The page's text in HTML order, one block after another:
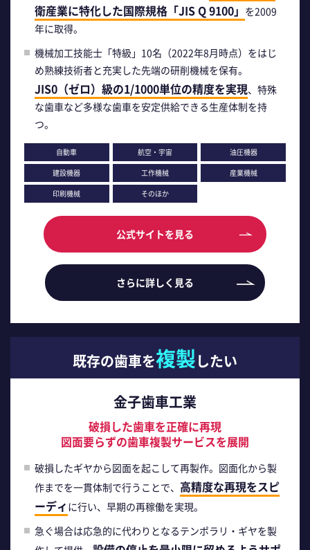
衛産業に特化した国際規格「JIS Q 9100」 を2009
年に取得。
機械加工技能士「特級」10名（2022年8月時点）をはじ
め熟練技術者と充実した先端の研削機械を保有。
JIS0（ゼロ）級の1/1000単位の精度を実現、特殊
な歯車など多様な歯車を安定供給できる生産体制を持
つ。
自動車 航空・宇宙
油圧機器
建設機器
工作機械
産業機械
印刷機械
そのほか
公式サイトを見る
さらに詳しく見る
既存の歯車を複製したい
金子歯車工業
破損した歯車を正確に再現
図面要らずの歯車複製サービスを展開
破損したギヤから図面を起こして再製作。図面化から製
作までを一貫体制で行うことで、 高精度な再現をスピ
ーディ に行い、早期の再稼働を実現。
急ぐ場合は応急的に代わりとなるテンポラリ・ギヤを製